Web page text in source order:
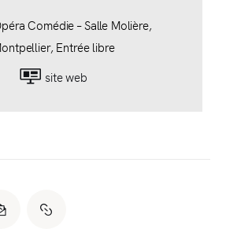
Comédie – Salle Molière,
Entrée libre
site web